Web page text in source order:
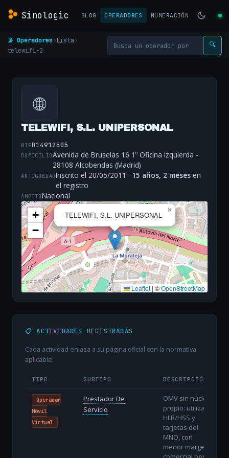
Sinologic BLOG OPERADORES NUMERACIÓN
📡 Operadores› Lista›
telewifi-2
🔍
🌐
TELEWIFI, S.L. UNIPERSONAL
NIFB14912505
DOMICILIOAvenida de Bruselas 16 1º Oficina izquierda -
28108 Alcobendas (Madrid)
ANTIGÜEDADInscrito el 20/05/2011 · 15 años, 2 meses en
el registro
ÁMBITONacional
TELEWIFI, S.L. UNIPERSONAL
×
+
−
Leaflet | ©OpenStreetMap
📋 ACTIVIDADES REGISTRADAS
Cada actividad enlaza a su página oficial con la normativa
aplicable.
TIPO SUBTIPO DESCRIPCIÓN
Operador
Móvil
Virtual
Prestador De
Servicio
OMV sin núcleo
propio: utiliza
HLR/HSS y
tarjetas del
MNO, con
menor margen